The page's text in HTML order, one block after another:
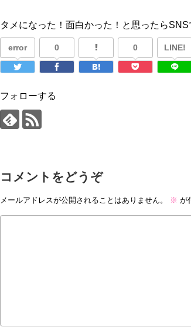
タメになった！面白かった！と思ったらSNS
error 0 0 LINE!
フォローする
コメントをどうぞ
メールアドレスが公開されることはありません。 ※ が